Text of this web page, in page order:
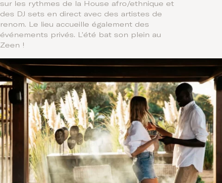
sur les rythmes de la House afro/ethnique et
des DJ sets en direct avec des artistes de
renom. Le lieu accueille également des
événements privés. L’été bat son plein au
Zeen !